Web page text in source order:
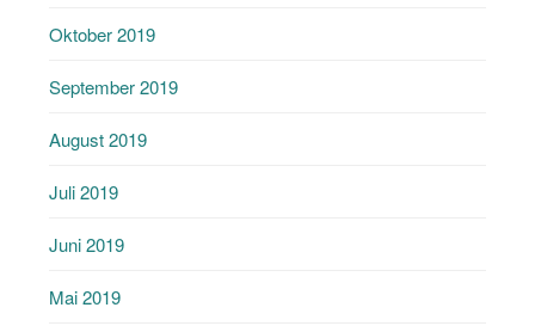
Oktober 2019
September 2019
August 2019
Juli 2019
Juni 2019
Mai 2019